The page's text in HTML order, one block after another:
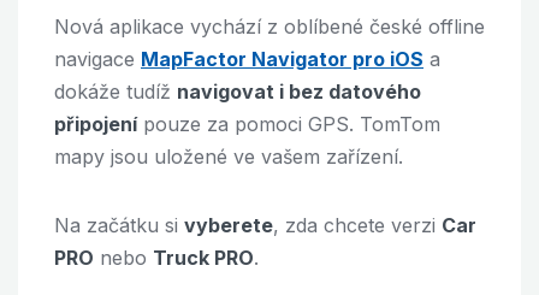
Nová aplikace vychází z oblíbené české offline
navigace MapFactor Navigator pro iOS a
dokáže tudíž navigovat i bez datového
připojenípouze za pomoci GPS. TomTom
mapy jsou uložené ve vašem zařízení.
Na začátku si vyberete, zda chcete verzi Car
PRO nebo Truck PRO.